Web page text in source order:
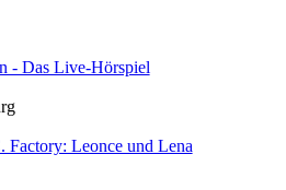
- Das Live-Hörspiel
Factory: Leonce und Lena